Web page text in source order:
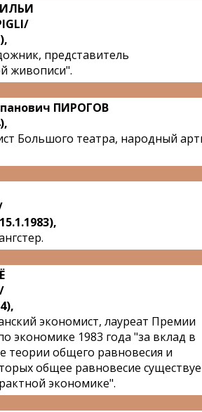
представитель
живописи".
ПИРОГОВ
Большого театра, народный
экономист, лауреат Премии
экономике 1983 года "за вклад в
теории общего равновесия и
общее равновесие
экономике".